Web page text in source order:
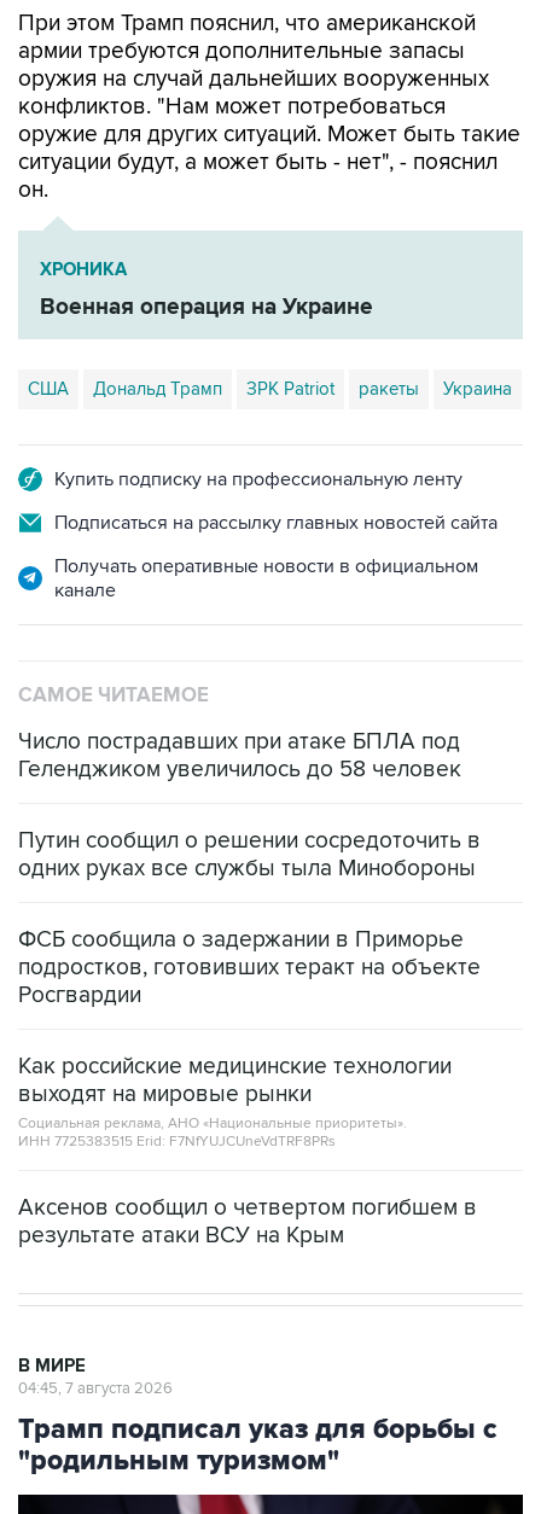
При этом Трамп пояснил, что американской
армии требуются дополнительные запасы
оружия на случай дальнейших вооруженных
конфликтов. "Нам может потребоваться
оружие для других ситуаций. Может быть такие
ситуации будут, а может быть - нет", - пояснил
он.
ХРОНИКА
Военная операция на Украине
США Дональд Трамп ЗРК Patriot ракеты Украина
Купить подписку на профессиональную ленту
Подписаться на рассылку главных новостей сайта
Получать оперативные новости в официальном
канале
САМОЕ ЧИТАЕМОЕ
Число пострадавших при атаке БПЛА под
Геленджиком увеличилось до 58 человек
Путин сообщил о решении сосредоточить в
одних руках все службы тыла Минобороны
ФСБ сообщила о задержании в Приморье
подростков, готовивших теракт на объекте
Росгвардии
Как российские медицинские технологии
выходят на мировые рынки
Социальная реклама, АНО «Национальные приоритеты».
ИНН 7725383515 Erid: F7NfYUJCUneVdTRF8PRs
Аксенов сообщил о четвертом погибшем в
результате атаки ВСУ на Крым
В МИРЕ
04:45, 7 августа 2026
Трамп подписал указ для борьбы с
"родильным туризмом"